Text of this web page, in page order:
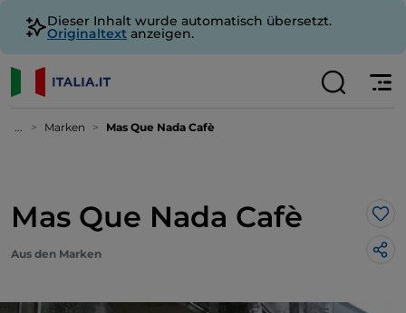
Dieser Inhalt wurde automatisch übersetzt.
Originaltext anzeigen.
... Marken Mas Que Nada Cafè
Mas Que Nada Cafè
Aus den Marken